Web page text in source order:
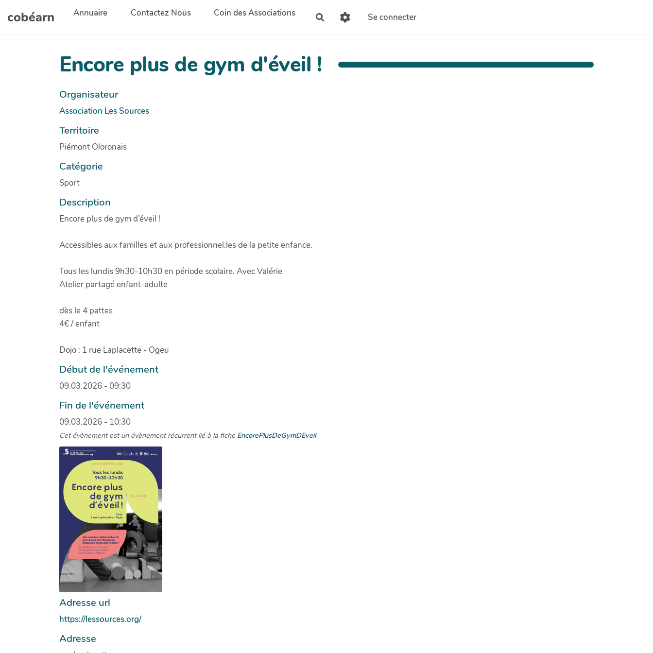
Aller au contenu principal
cobéarn Annuaire Contactez Nous Coin des Associations Rechercher Se connecter
Encore plus de gym d'éveil !
Organisateur
Association Les Sources
Territoire
Piémont Oloronais
Catégorie
Sport
Description
Encore plus de gym d’éveil !
Accessibles aux familles et aux professionnel.les de la petite enfance.
Tous les lundis 9h30-10h30 en période scolaire. Avec Valérie
Atelier partagé enfant-adulte
dès le 4 pattes
4€ / enfant
Dojo : 1 rue Laplacette - Ogeu
Début de l'événement
09.03.2026 - 09:30
Fin de l'événement
09.03.2026 - 10:30
Cet évènement est un évènement récurrent lié à la fiche EncorePlusDeGymDEveil
Adresse url
https://lessources.org/
Adresse